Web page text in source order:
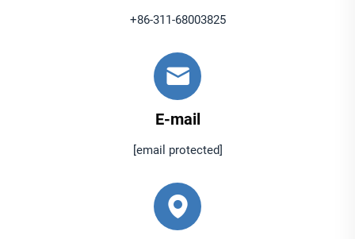
+86-311-68003825
E-mail
[email protected]